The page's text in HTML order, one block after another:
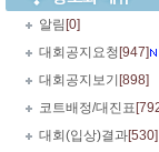
알림 [0]
대회공지요청 [947]
대회공지보기 [898]
코트배정/대진표
대회(입상)결과[530]